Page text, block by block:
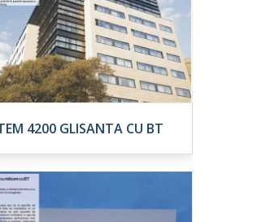
4200 GLISANTA CU BT